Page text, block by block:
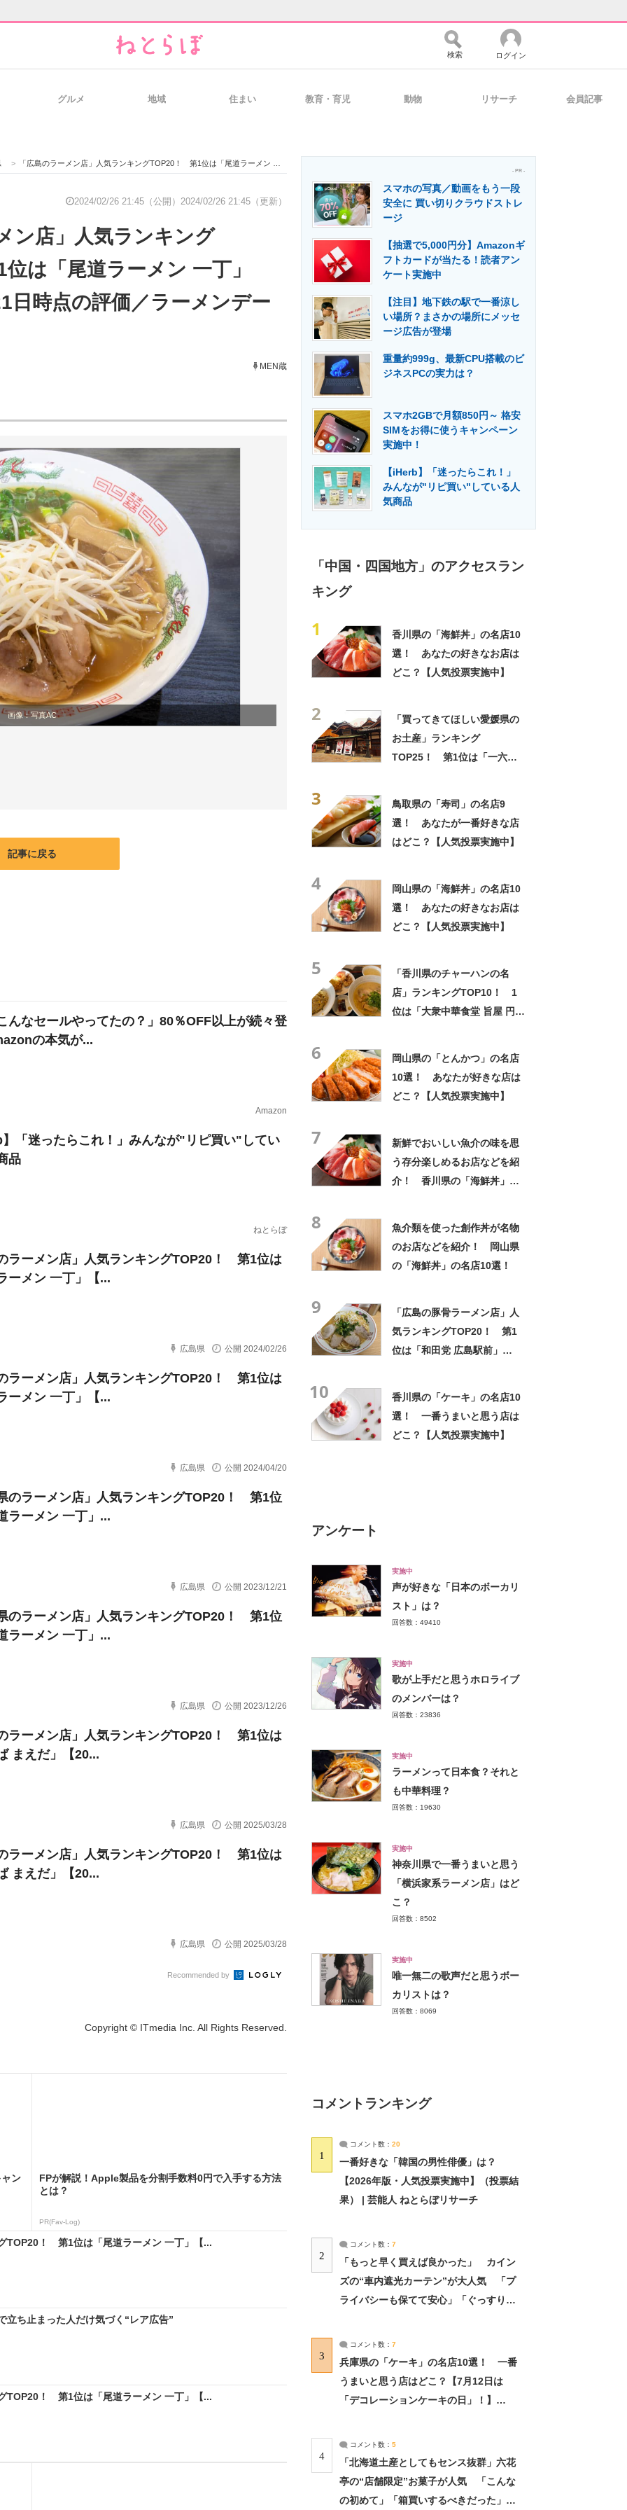
経営リーダーのコミュニティ マーケ×ITの今がよく分かる
製造業のIT導入・活用を支援
エネルギーの専門メディア 建設×テクノロジーの最前線
検索 ログイン
グルメ 地域 住まい 教育・育児 動物 リサーチ 会員記事
> 「広島のラーメン店」人気ランキングTOP20！ 第1位は「尾道ラーメン 一丁」【2024年2月21日時点の評価／ラーメンデータベース】
2024/02/26 21:45（公開） 2024/02/26 21:45（更新）
ン店」人気ランキング
は「尾道ラーメン 一丁」
日時点の評価／ラーメンデー
MEN蔵
画像：写真AC
記事に戻る
んなセールやってたの？」80％OFF以上が続々登
の本気が...
Amazon
「迷ったらこれ！」みんなが"リピ買い"してい
品
ねとらぼ
ラーメン店」人気ランキングTOP20！ 第1位は
ーメン 一丁」【...
広島県 公開 2024/02/26
ラーメン店」人気ランキングTOP20！ 第1位は
ーメン 一丁」【...
広島県 公開 2024/04/20
のラーメン店」人気ランキングTOP20！ 第1位
ラーメン 一丁」...
広島県 公開 2023/12/21
のラーメン店」人気ランキングTOP20！ 第1位
ラーメン 一丁」...
広島県 公開 2023/12/26
ラーメン店」人気ランキングTOP20！ 第1位は
まえだ」【20...
広島県 公開 2025/03/28
ラーメン店」人気ランキングTOP20！ 第1位は
まえだ」【20...
広島県 公開 2025/03/28
Recommended by
Copyright © ITmedia Inc. All Rights Reserved.
ン
FPが解説！Apple製品を分割手数料0円で入手する方法
とは？
PR(Fav-Log)
TOP20！ 第1位は「尾道ラーメン 一丁」【...
ち止まった人だけ気づく“レア広告”
TOP20！ 第1位は「尾道ラーメン 一丁」【...
- PR -
スマホの写真／動画をもう一段
安全に 買い切りクラウドストレ
ージ
【抽選で5,000円分】Amazonギ
フトカードが当たる！読者アン
ケート実施中
【注目】地下鉄の駅で一番涼し
い場所？まさかの場所にメッセ
ージ広告が登場
重量約999g、最新CPU搭載のビ
ジネスPCの実力は？
スマホ2GBで月額850円～ 格安
SIMをお得に使うキャンペーン
実施中！
【iHerb】「迷ったらこれ！」
みんなが"リピ買い"している人
気商品
「中国・四国地方」のアクセスラン
キング
1
香川県の「海鮮丼」の名店10
選！ あなたの好きなお店は
どこ？【人気投票実施中】
2
「買ってきてほしい愛媛県の
お土産」ランキング
TOP25！ 第1位は「一六タ
3
鳥取県の「寿司」の名店9
選！ あなたが一番好きな店
はどこ？【人気投票実施中】
4
岡山県の「海鮮丼」の名店10
選！ あなたの好きなお店は
どこ？【人気投票実施中】
5
「香川県のチャーハンの名
店」ランキングTOP10！ 1
位は「大衆中華食堂 旨屋 円座
6
岡山県の「とんかつ」の名店
10選！ あなたが好きな店は
どこ？【人気投票実施中】
7
新鮮でおいしい魚介の味を思
う存分楽しめるお店などを紹
介！ 香川県の「海鮮丼」の
8
魚介類を使った創作丼が名物
のお店などを紹介！ 岡山県
の「海鮮丼」の名店10選！
9
「広島の豚骨ラーメン店」人
気ランキングTOP20！ 第1
位は「和田党 広島駅前」
10
香川県の「ケーキ」の名店10
選！ 一番うまいと思う店は
どこ？【人気投票実施中】
アンケート
実施中
声が好きな「日本のボーカリ
スト」は？
回答数：49410
実施中
歌が上手だと思うホロライブ
のメンバーは？
回答数：23836
実施中
ラーメンって日本食？それと
も中華料理？
回答数：19630
実施中
神奈川県で一番うまいと思う
「横浜家系ラーメン店」はど
こ？
回答数：8502
実施中
唯一無二の歌声だと思うボー
カリストは？
回答数：8069
コメントランキング
1
コメント数： 20
一番好きな「韓国の男性俳優」は？
【2026年版・人気投票実施中】（投票結
果） | 芸能人 ねとらぼリサーチ
2
コメント数： 7
「もっと早く買えば良かった」 カイン
ズの“車内遮光カーテン”が大人気 「プ
ライバシーも保てて安心」「ぐっすり眠
3
コメント数： 7
兵庫県の「ケーキ」の名店10選！ 一番
うまいと思う店はどこ？【7月12日は
「デコレーションケーキの日」！】
4
コメント数： 5
「北海道土産としてもセンス抜群」六花
亭の“店舗限定”お菓子が人気 「こんな
の初めて」「箱買いするべきだった」